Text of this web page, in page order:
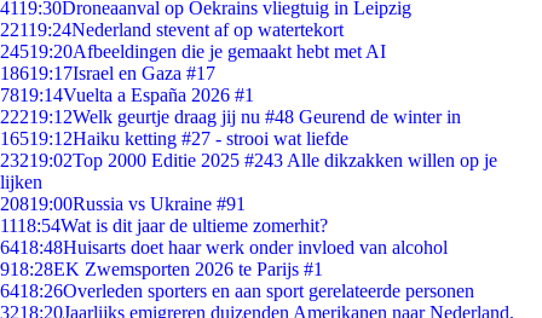
4119:30Droneaanval op Oekrains vliegtuig in Leipzig
22119:24Nederland stevent af op watertekort
24519:20Afbeeldingen die je gemaakt hebt met AI
18619:17Israel en Gaza #17
7819:14Vuelta a España 2026 #1
22219:12Welk geurtje draag jij nu #48 Geurend de winter in
16519:12Haiku ketting #27 - strooi wat liefde
23219:02Top 2000 Editie 2025 #243 Alle dikzakken willen op je
lijken
20819:00Russia vs Ukraine #91
1118:54Wat is dit jaar de ultieme zomerhit?
6418:48Huisarts doet haar werk onder invloed van alcohol
918:28EK Zwemsporten 2026 te Parijs #1
6418:26Overleden sporters en aan sport gerelateerde personen
3218:20Jaarlijks emigreren duizenden Amerikanen naar Nederland.